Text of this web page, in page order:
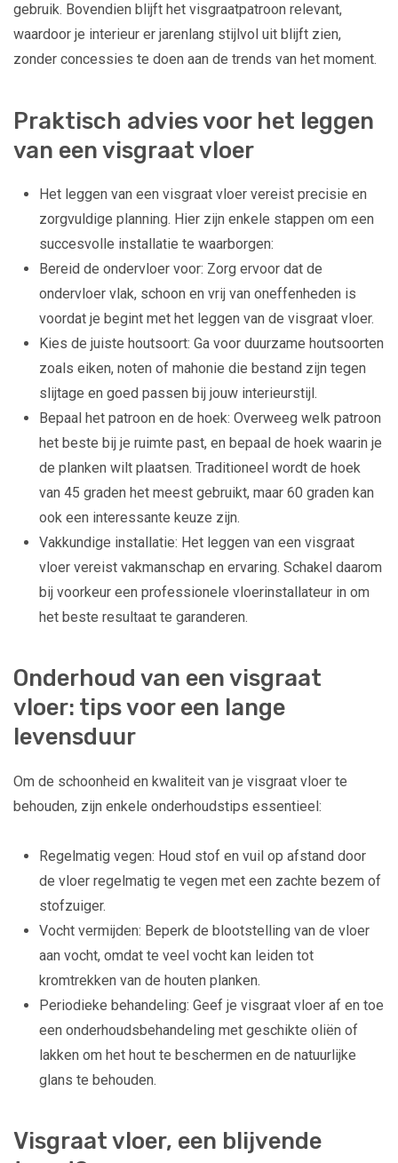
gebruik. Bovendien blijft het visgraatpatroon relevant,
waardoor je interieur er jarenlang stijlvol uit blijft zien,
zonder concessies te doen aan de trends van het moment.
Praktisch advies voor het leggen
van een visgraat vloer
Het leggen van een visgraat vloer vereist precisie en
zorgvuldige planning. Hier zijn enkele stappen om een
succesvolle installatie te waarborgen:
Bereid de ondervloer voor: Zorg ervoor dat de
ondervloer vlak, schoon en vrij van oneffenheden is
voordat je begint met het leggen van de visgraat vloer.
Kies de juiste houtsoort: Ga voor duurzame houtsoorten
zoals eiken, noten of mahonie die bestand zijn tegen
slijtage en goed passen bij jouw interieurstijl.
Bepaal het patroon en de hoek: Overweeg welk patroon
het beste bij je ruimte past, en bepaal de hoek waarin je
de planken wilt plaatsen. Traditioneel wordt de hoek
van 45 graden het meest gebruikt, maar 60 graden kan
ook een interessante keuze zijn.
Vakkundige installatie: Het leggen van een visgraat
vloer vereist vakmanschap en ervaring. Schakel daarom
bij voorkeur een professionele vloerinstallateur in om
het beste resultaat te garanderen.
Onderhoud van een visgraat
vloer: tips voor een lange
levensduur
Om de schoonheid en kwaliteit van je visgraat vloer te
behouden, zijn enkele onderhoudstips essentieel:
Regelmatig vegen: Houd stof en vuil op afstand door
de vloer regelmatig te vegen met een zachte bezem of
stofzuiger.
Vocht vermijden: Beperk de blootstelling van de vloer
aan vocht, omdat te veel vocht kan leiden tot
kromtrekken van de houten planken.
Periodieke behandeling: Geef je visgraat vloer af en toe
een onderhoudsbehandeling met geschikte oliën of
lakken om het hout te beschermen en de natuurlijke
glans te behouden.
Visgraat vloer, een blijvende